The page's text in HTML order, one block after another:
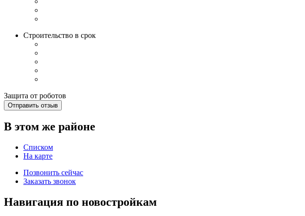
Строительство в срок
Защита от роботов
Отправить отзыв
В этом же районе
Списком
На карте
Позвонить сейчас
Заказать звонок
Навигация по новостройкам